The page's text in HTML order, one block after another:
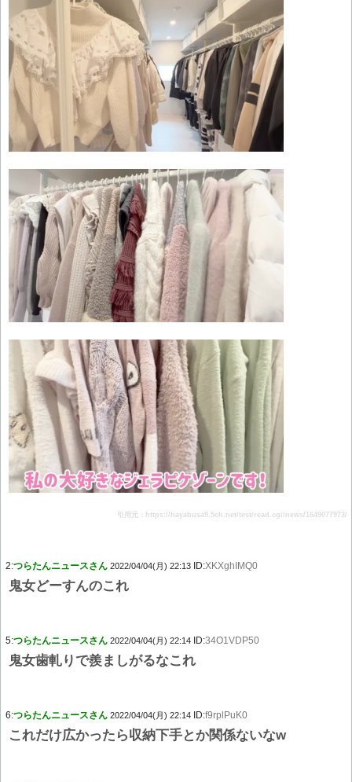
引用元：https://hayabusa9.5ch.net/test/read.cgi/news/1649077973/
2:つらたんニュースさん 2022/04/04(月) 22:13 ID:XKXghIMQ0
鬼女どーすんのこれ
5:つらたんニュースさん 2022/04/04(月) 22:14 ID:34O1VDP50
鬼女歯軋りで羨ましがるなこれ
6:つらたんニュースさん 2022/04/04(月) 22:14 ID:f9rplPuK0
これだけ広かったら収納下手とか関係ないなw